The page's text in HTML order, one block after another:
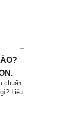
chuẩn
Liệu